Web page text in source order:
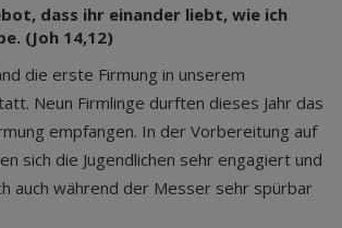
dass ihr einander liebt, wie ich
(Joh 14,12)
die erste Firmung in unserem
Neun Firmlinge durften dieses Jahr das
empfangen. In der Vorbereitung auf
sich die Jugendlichen sehr engagiert und
auch während der Messer sehr spürbar